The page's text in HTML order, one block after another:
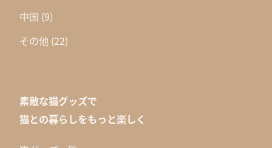
中国 (9)
その他 (22)
素敵な猫グッズで
猫との暮らしをもっと楽しく